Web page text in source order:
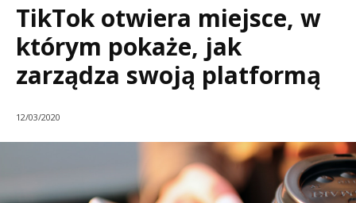
TikTok otwiera miejsce, w
którym pokaże, jak
zarządza swoją platformą
12/03/2020